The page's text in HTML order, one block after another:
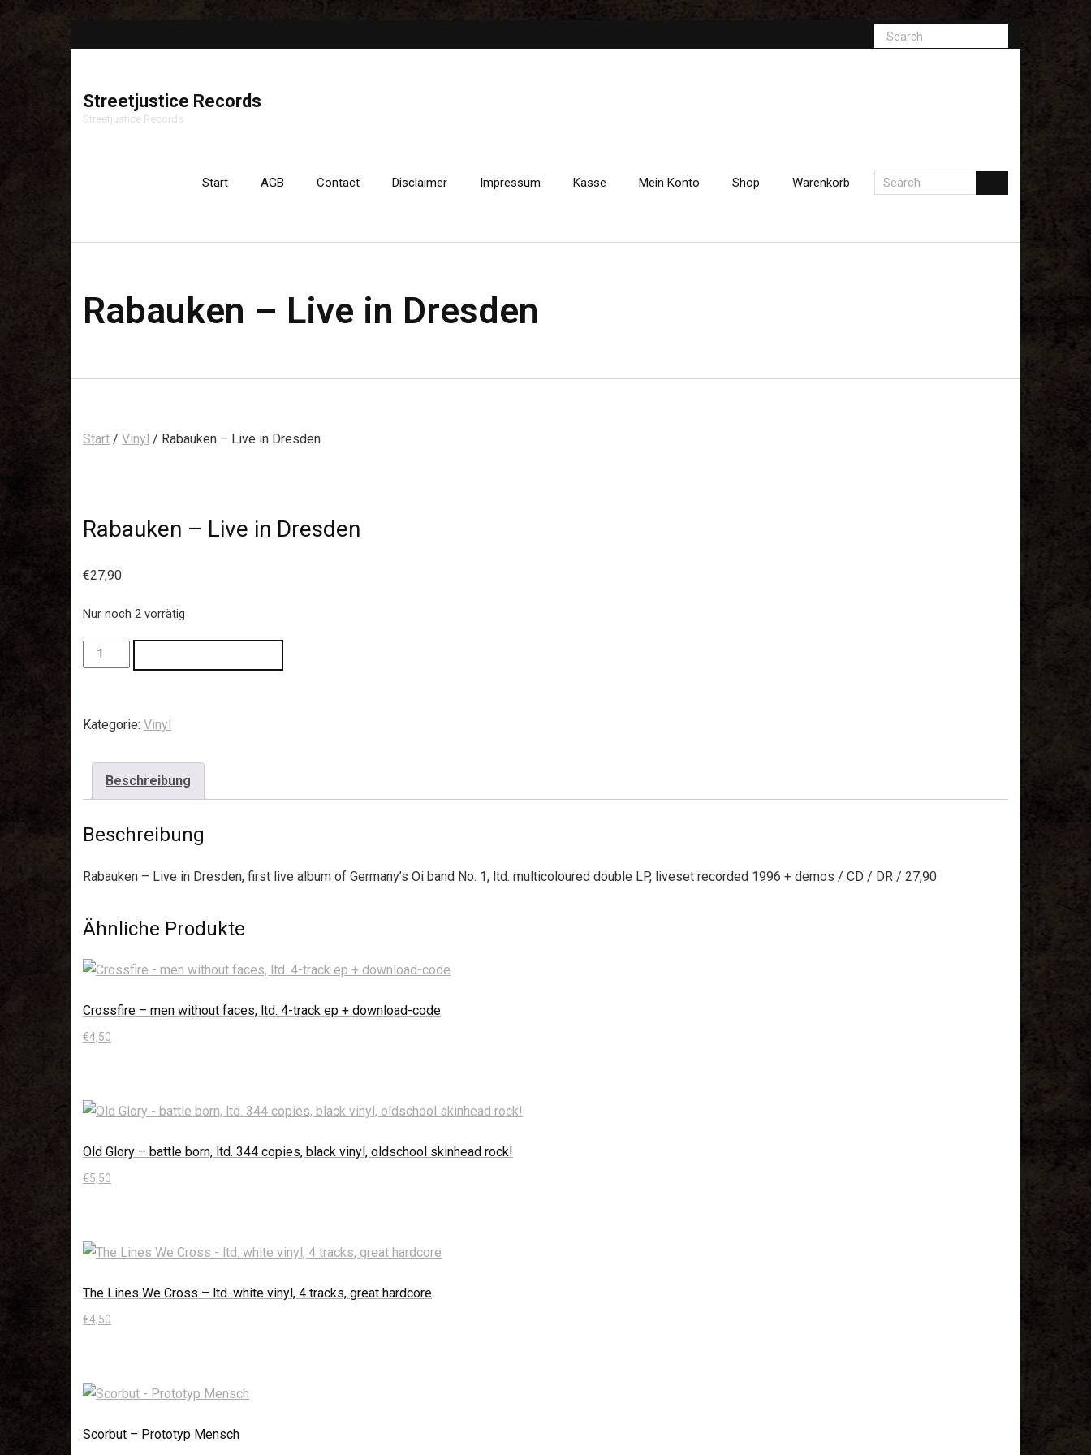
Streetjustice Records
Streetjustice Records
Start AGB Contact Disclaimer Impressum Kasse Mein Konto Shop Warenkorb
Rabauken – Live in Dresden
Start / Vinyl / Rabauken – Live in Dresden
Rabauken – Live in Dresden
€27,90
Nur noch 2 vorrätig
Kategorie: Vinyl
Beschreibung
Beschreibung
Rabauken – Live in Dresden, first live album of Germany’s Oi band No. 1, ltd. multicoloured double LP, liveset recorded 1996 + demos / CD / DR / 27,90
Ähnliche Produkte
Crossfire – men without faces, ltd. 4-track ep + download-code
€4,50
Old Glory – battle born, ltd. 344 copies, black vinyl, oldschool skinhead rock!
€5,50
The Lines We Cross – ltd. white vinyl, 4 tracks, great hardcore
€4,50
Scorbut – Prototyp Mensch